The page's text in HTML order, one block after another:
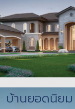
บ้านยอดนิยม